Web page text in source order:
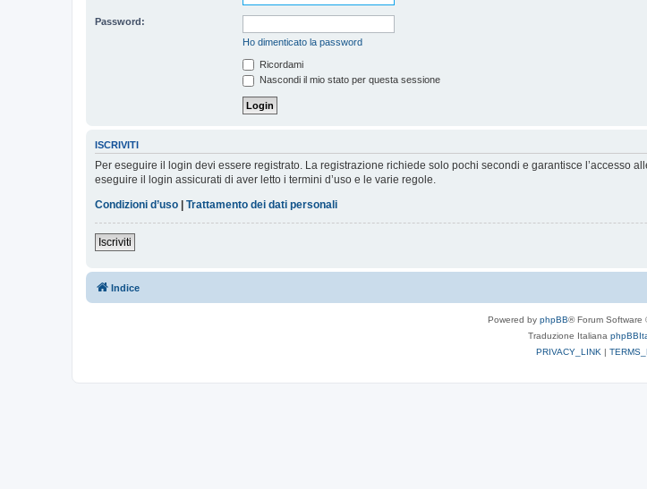
Password:
Ho dimenticato la password
Ricordami
Nascondi il mio stato per questa sessione
ISCRIVITI
Per eseguire il login devi essere registrato. La registrazione richiede solo pochi secondi e garantisce l’accesso
eseguire il login assicurati di aver letto i termini d’uso e le varie regole.
Condizioni d’uso
Trattamento dei dati personali
Iscriviti
Indice
Powered by phpBB® Forum Software
Traduzione Italiana
PRIVACY_LINK |